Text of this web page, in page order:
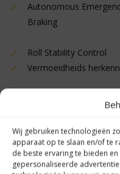
Wij gebruiken technologieën
apparaat op te slaan en/of te
de beste ervaring te bieden
gepersonaliseerde
Autonomous
Braking
Roll Stability Control
Vermoeidheids
achterdeuren zonder
Apple Carplay/Android